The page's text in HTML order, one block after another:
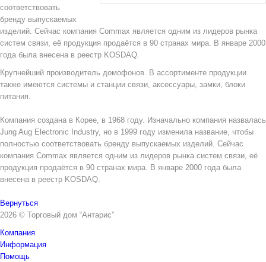
соответствовать
бренду выпускаемых
изделий. Сейчас компания Commax является одним из лидеров рынка
систем связи, её продукция продаётся в 90 странах мира. В январе 2000
года была внесена в реестр KOSDAQ.
Крупнейший производитель домофонов. В ассортименте продукции
также имеются системы и станции связи, аксессуары, замки, блоки
питания.
Компания создана в Корее, в 1968 году. Изначально компания назвалась
Jung Aug Electronic Industry, но в 1999 году изменила название, чтобы
полностью соответствовать бренду выпускаемых изделий. Сейчас
компания Commax является одним из лидеров рынка систем связи, её
продукция продаётся в 90 странах мира. В январе 2000 года была
внесена в реестр KOSDAQ.
Вернуться
2026 © Торговый дом “Антарис”
Компания
Информация
Помощь